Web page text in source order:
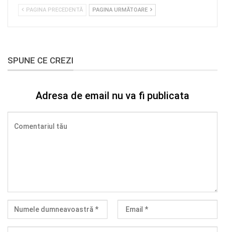
PAGINA PRECEDENTĂ PAGINA URMĂTOARE
SPUNE CE CREZI
Adresa de email nu va fi publicata